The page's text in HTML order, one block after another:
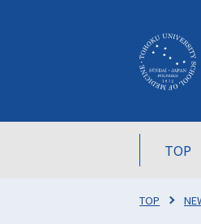
TOP
TOP